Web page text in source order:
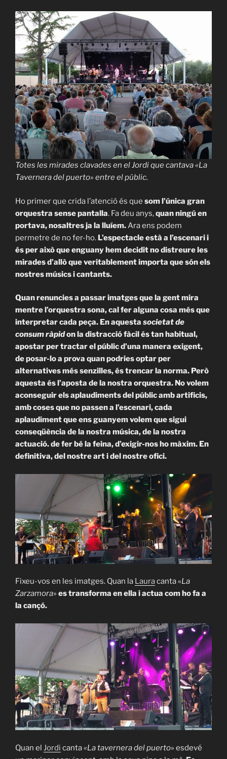
Totes les mirades clavades en el Jordi que cantava «La
Tavernera del puerto» entre el públic.
Ho primer que crida l’atenció és que som l’única gran
orquestra sense pantalla. Fa deu anys,quan ningú en
portava, nosaltres ja la lluíem. Ara ens podem
permetre de no fer-ho. L’espectacle està a l’escenari i
és per això que enguany hem decidit no distreure les
mirades d’allò que veritablement importa que són els
nostres músics i cantants.
Quan renuncies a passar imatges que la gent mira
mentre l’orquestra sona, cal fer alguna cosa més que
interpretar cada peça. En aquesta societat de
consum ràpidon la distracció fàcil és tan habitual,
apostar per tractar el públic d’una manera exigent,
de posar-lo a prova quan podries optar per
alternatives més senzilles, és trencar la norma. Però
aquesta és l’aposta de la nostra orquestra. No volem
aconseguir els aplaudiments del públic amb artificis,
amb coses que no passen a l’escenari, cada
aplaudiment que ens guanyem volem que sigui
conseqüència de la nostra música, de la nostra
actuació. de fer bé la feina, d’exigir-nos ho màxim. En
definitiva, del nostre art i del nostre ofici.
Fixeu-vos en les imatges. Quan la Lauracanta «La
Zarzamora» es transforma en ella i actua com ho fa a
la cançó.
Quan el Jordi canta«La tavernera del puerto» esdevé